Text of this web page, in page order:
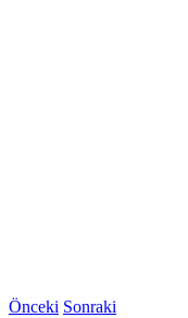
Önceki Sonraki